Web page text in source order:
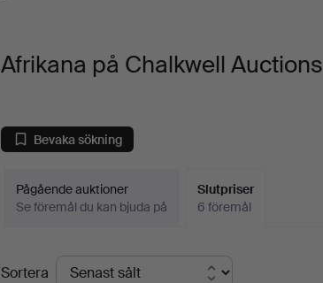
Afrikana på Chalkwell Auctions
Bevaka sökning
Pågående auktioner
Se föremål du kan bjuda på
Slutpriser
6 föremål
Slutpriser
Sortera